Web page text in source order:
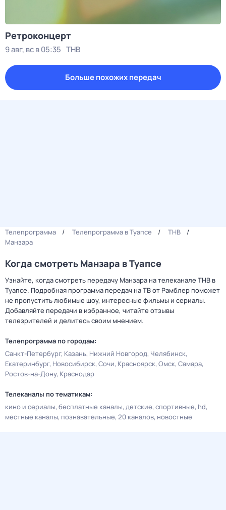
Ретроконцерт
9 авг, вс в 05:35 ТНВ
Больше похожих передач
Телепрограмма Телепрограмма в Туапсе
ТНВ
Манзара
Когда смотреть Манзара в Туапсе
Узнайте, когда смотреть передачу Манзара на телеканале ТНВ в
Туапсе. Подробная программа передач на ТВ от Рамблер поможет
не пропустить любимые шоу, интересные фильмы и сериалы.
Добавляйте передачи в избранное, читайте отзывы
телезрителей и делитесь своим мнением.
Телепрограмма по городам:
Санкт-Петербург Казань Нижний Новгород Челябинск
Екатеринбург Новосибирск Сочи Красноярск Омск Самара
Ростов-на-Дону Краснодар
Телеканалы по тематикам:
кино и сериалы бесплатные каналы детские спортивные hd
местные каналы познавательные 20 каналов новостные